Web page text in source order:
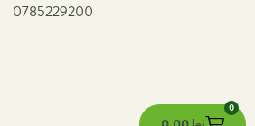
0785229200
0